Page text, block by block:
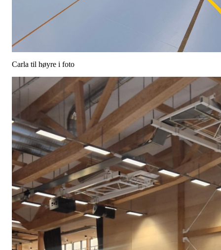
Carla til høyre i foto